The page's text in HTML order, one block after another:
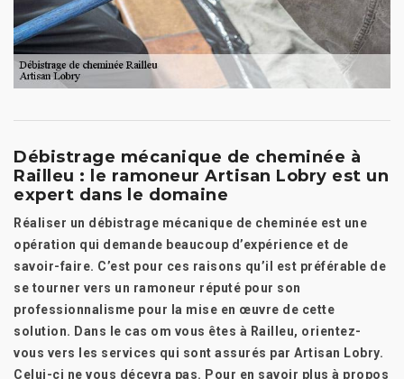
Débistrage mécanique de cheminée à
Railleu : le ramoneur Artisan Lobry est un
expert dans le domaine
Réaliser un débistrage mécanique de cheminée est une
opération qui demande beaucoup d’expérience et de
savoir-faire. C’est pour ces raisons qu’il est préférable de
se tourner vers un ramoneur réputé pour son
professionnalisme pour la mise en œuvre de cette
solution. Dans le cas om vous êtes à Railleu, orientez-
vous vers les services qui sont assurés par Artisan Lobry.
Celui-ci ne vous décevra pas. Pour en savoir plus à propos